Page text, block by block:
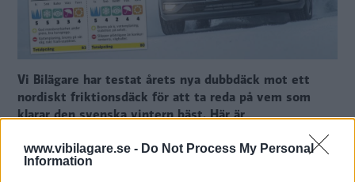
www.vibilagare.se - Do Not Process My Personal
Information
Vi Bilägare har testat årets nya dubbdäck mot ett
nordiskt friktionsdäck för att ta reda på vem som
klarar den svenska vintern bäst. Här är
snabbversionen av däcktestet som ger dig svar på
bara några minuter.